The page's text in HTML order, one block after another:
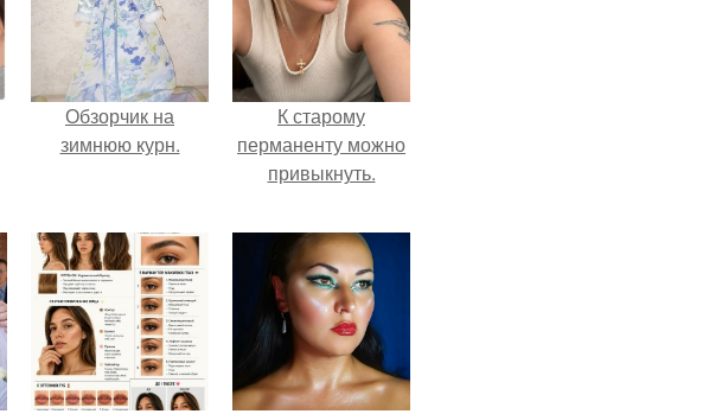
Обзорчик на
зимнюю курн.
К старому
перманенту можно
привыкнуть.